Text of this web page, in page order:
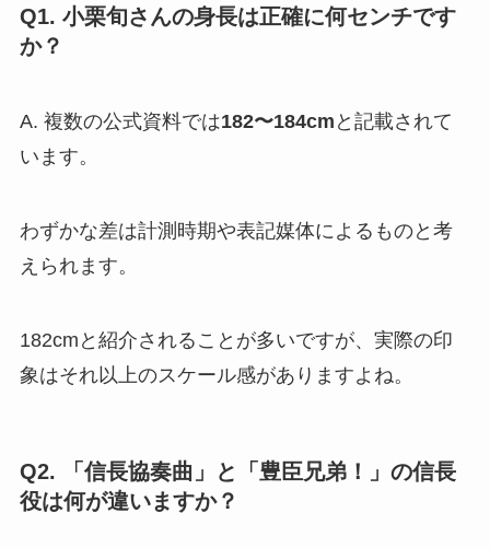
Q1. 小栗旬さんの身長は正確に何センチです
か？
A. 複数の公式資料では182〜184cm と記載されて
います。
わずかな差は計測時期や表記媒体によるものと考
えられます。
182cmと紹介されることが多いですが、実際の印
象はそれ以上のスケール感がありますよね。
Q2. 「信長協奏曲」と「豊臣兄弟！」の信長
役は何が違いますか？